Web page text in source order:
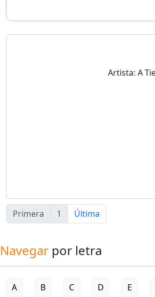
Artista:A
Primera 1 Última
Navegar por letra
A B C D E